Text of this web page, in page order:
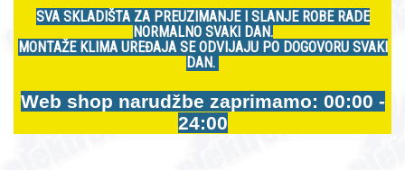
SVA SKLADIŠTA ZA PREUZIMANJE I SLANJE ROBE RADE
NORMALNO SVAKI DAN.
MONTAŽE KLIMA UREĐAJA SE ODVIJAJU PO DOGOVORU SVAKI
DAN.
Web shop narudžbe zaprimamo: 00:00 -
24:00